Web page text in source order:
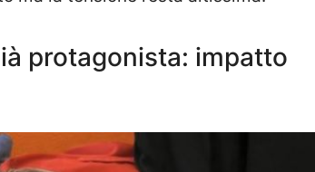
protagonista: impatto